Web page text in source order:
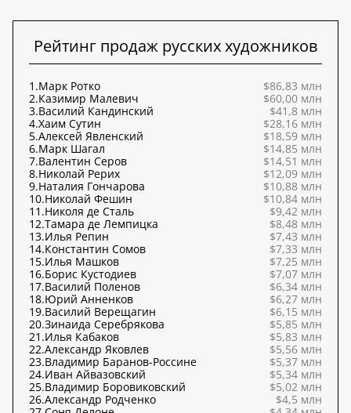
Рейтинг продаж русских художников
1.Марк Ротко
$86,83 млн
2.Казимир Малевич
$60,00 млн
3.Василий Кандинский
$41,8 млн
4.Хаим Сутин
$28,16 млн
5.Алексей Явленский
$18,59 млн
6.Марк Шагал
$14,85 млн
7.Валентин Серов
$14,51 млн
8.Николай Рерих
$12,09 млн
9.Наталия Гончарова
$10,88 млн
10.Николай Фешин
$10,84 млн
11.Николя де Сталь
$9,42 млн
12.Тамара де Лемпицка
$8,48 млн
13.Илья Репин
$7,43 млн
14.Константин Сомов
$7,33 млн
15.Илья Машков
$7,25 млн
16.Борис Кустодиев
$7,07 млн
17.Василий Поленов
$6,34 млн
18.Юрий Анненков
$6,27 млн
19.Василий Верещагин
$6,15 млн
20.Зинаида Серебрякова
$5,85 млн
21.Илья Кабаков
$5,83 млн
22.Александр Яковлев
$5,56 млн
23.Владимир Баранов-Россине
$5,37 млн
24.Иван Айвазовский
$5,34 млн
25.Владимир Боровиковский
$5,02 млн
26.Александр Родченко
$4,5 млн